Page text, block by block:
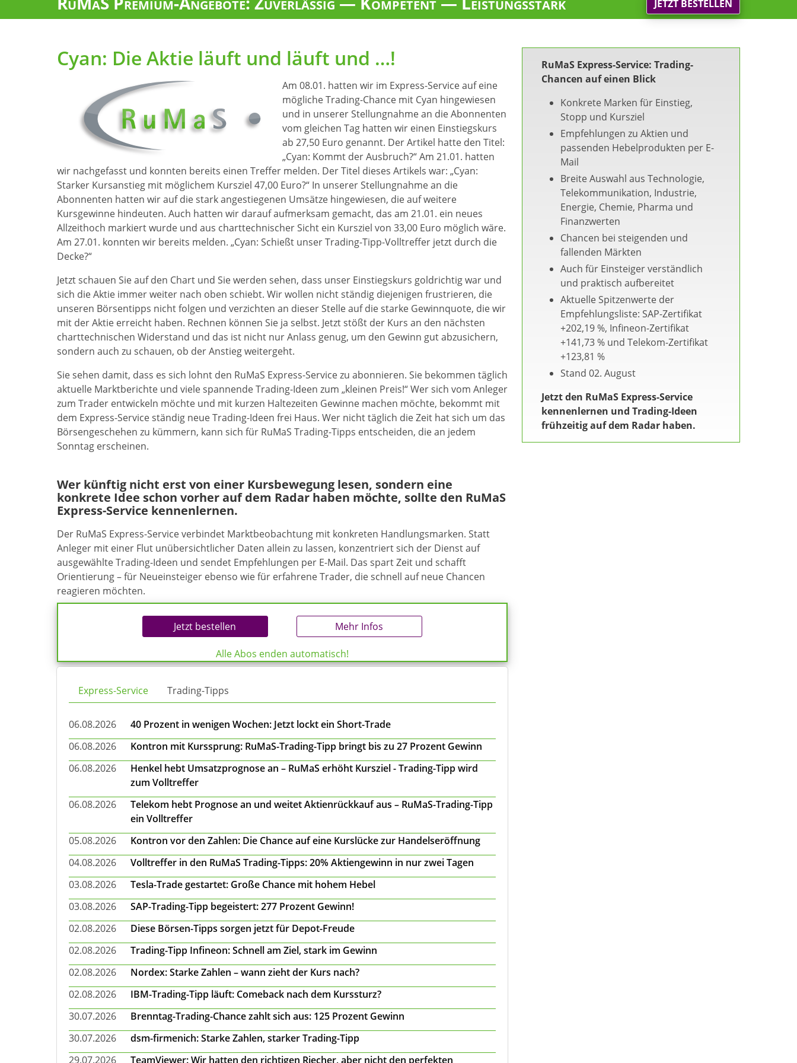
JETZT BESTELLEN
Cyan: Die Aktie läuft und läuft und …!
Am 08.01. hatten wir im Express-Service auf eine
mögliche Trading-Chance mit Cyan hingewiesen
und in unserer Stellungnahme an die Abonnenten
vom gleichen Tag hatten wir einen Einstiegskurs
ab 27,50 Euro genannt. Der Artikel hatte den Titel:
„Cyan: Kommt der Ausbruch?“ Am 21.01. hatten
wir nachgefasst und konnten bereits einen Treffer melden. Der Titel dieses Artikels war: „Cyan:
Starker Kursanstieg mit möglichem Kursziel 47,00 Euro?“ In unserer Stellungnahme an die
Abonnenten hatten wir auf die stark angestiegenen Umsätze hingewiesen, die auf weitere
Kursgewinne hindeuten. Auch hatten wir darauf aufmerksam gemacht, das am 21.01. ein neues
Allzeithoch markiert wurde und aus charttechnischer Sicht ein Kursziel von 33,00 Euro möglich wäre.
Am 27.01. konnten wir bereits melden. „Cyan: Schießt unser Trading-Tipp-Volltreffer jetzt durch die
Decke?“
Jetzt schauen Sie auf den Chart und Sie werden sehen, dass unser Einstiegskurs goldrichtig war und
sich die Aktie immer weiter nach oben schiebt. Wir wollen nicht ständig diejenigen frustrieren, die
unseren Börsentipps nicht folgen und verzichten an dieser Stelle auf die starke Gewinnquote, die wir
mit der Aktie erreicht haben. Rechnen können Sie ja selbst. Jetzt stößt der Kurs an den nächsten
charttechnischen Widerstand und das ist nicht nur Anlass genug, um den Gewinn gut abzusichern,
sondern auch zu schauen, ob der Anstieg weitergeht.
Sie sehen damit, dass es sich lohnt den RuMaS Express-Service zu abonnieren. Sie bekommen täglich
aktuelle Marktberichte und viele spannende Trading-Ideen zum „kleinen Preis!“ Wer sich vom Anleger
zum Trader entwickeln möchte und mit kurzen Haltezeiten Gewinne machen möchte, bekommt mit
dem Express-Service ständig neue Trading-Ideen frei Haus. Wer nicht täglich die Zeit hat sich um das
Börsengeschehen zu kümmern, kann sich für RuMaS Trading-Tipps entscheiden, die an jedem
Sonntag erscheinen.
Wer künftig nicht erst von einer Kursbewegung lesen, sondern eine
konkrete Idee schon vorher auf dem Radar haben möchte, sollte den RuMaS
Express-Service kennenlernen.
Der RuMaS Express-Service verbindet Marktbeobachtung mit konkreten Handlungsmarken. Statt
Anleger mit einer Flut unübersichtlicher Daten allein zu lassen, konzentriert sich der Dienst auf
ausgewählte Trading-Ideen und sendet Empfehlungen per E-Mail. Das spart Zeit und schafft
Orientierung – für Neueinsteiger ebenso wie für erfahrene Trader, die schnell auf neue Chancen
reagieren möchten.
Jetzt bestellen Mehr Infos
Alle Abos enden automatisch!
Express-Service Trading-Tipps
06.08.2026
40 Prozent in wenigen Wochen: Jetzt lockt ein Short-Trade
06.08.2026
Kontron mit Kurssprung: RuMaS-Trading-Tipp bringt bis zu 27 Prozent Gewinn
06.08.2026
Henkel hebt Umsatzprognose an – RuMaS erhöht Kursziel - Trading-Tipp wird
zum Volltreffer
06.08.2026
Telekom hebt Prognose an und weitet Aktienrückkauf aus – RuMaS-Trading-Tipp
ein Volltreffer
05.08.2026
Kontron vor den Zahlen: Die Chance auf eine Kurslücke zur Handelseröffnung
04.08.2026
Volltreffer in den RuMaS Trading-Tipps: 20% Aktiengewinn in nur zwei Tagen
03.08.2026
Tesla-Trade gestartet: Große Chance mit hohem Hebel
03.08.2026
SAP-Trading-Tipp begeistert: 277 Prozent Gewinn!
02.08.2026
Diese Börsen-Tipps sorgen jetzt für Depot-Freude
02.08.2026
Trading-Tipp Infineon: Schnell am Ziel, stark im Gewinn
02.08.2026
Nordex: Starke Zahlen – wann zieht der Kurs nach?
02.08.2026
IBM-Trading-Tipp läuft: Comeback nach dem Kurssturz?
30.07.2026
Brenntag-Trading-Chance zahlt sich aus: 125 Prozent Gewinn
30.07.2026
dsm-firmenich: Starke Zahlen, starker Trading-Tipp
29.07.2026
TeamViewer: Wir hatten den richtigen Riecher, aber nicht den perfekten
RuMaS Express-Service: Trading-
Chancen auf einen Blick
Konkrete Marken für Einstieg,
Stopp und Kursziel
Empfehlungen zu Aktien und
passenden Hebelprodukten per E-
Mail
Breite Auswahl aus Technologie,
Telekommunikation, Industrie,
Energie, Chemie, Pharma und
Finanzwerten
Chancen bei steigenden und
fallenden Märkten
Auch für Einsteiger verständlich
und praktisch aufbereitet
Aktuelle Spitzenwerte der
Empfehlungsliste: SAP-Zertifikat
+202,19 %, Infineon-Zertifikat
+141,73 % und Telekom-Zertifikat
+123,81 %
Stand 02. August
Jetzt den RuMaS Express-Service
kennenlernen und Trading-Ideen
frühzeitig auf dem Radar haben.